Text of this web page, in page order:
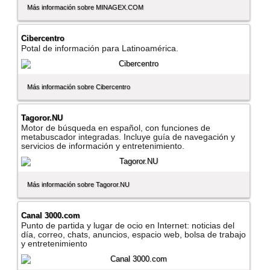
Más información sobre MINAGEX.COM
Cibercentro
Potal de información para Latinoamérica.
Más información sobre Cibercentro
Tagoror.NU
Motor de búsqueda en español, con funciones de
metabuscador integradas. Incluye guí­a de navegación y
servicios de información y entretenimiento.
Más información sobre Tagoror.NU
Canal 3000.com
Punto de partida y lugar de ocio en Internet: noticias del
dí­a, correo, chats, anuncios, espacio web, bolsa de trabajo
y entretenimiento